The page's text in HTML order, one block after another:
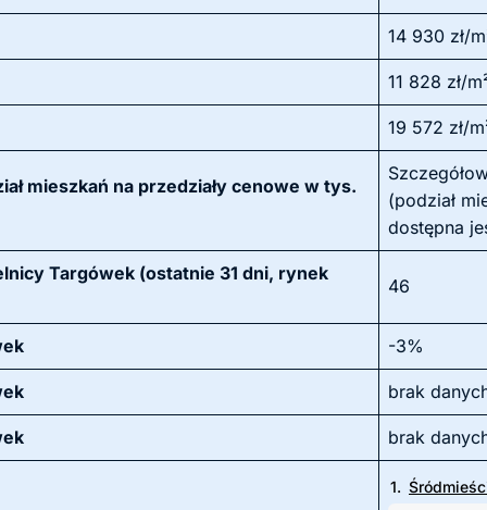
14 930 zł/
11 828 zł/
19 572 zł/
mieszkań na przedziały cenowe w tys.
(podział
dostępna
Targówek (ostatnie 31 dni, rynek
46
-3%
brak
brak
1.